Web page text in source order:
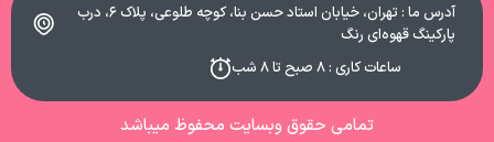
آدرس ما : تهران، خیابان استاد حسن بنا، کوچه طلوعی، پلاک ۶، درب
پارکینگ قهوه‌ای رنگ
ساعات کاری : ۸ صبح تا ۸ شب
تمامی حقوق وبسایت محفوظ میباشد